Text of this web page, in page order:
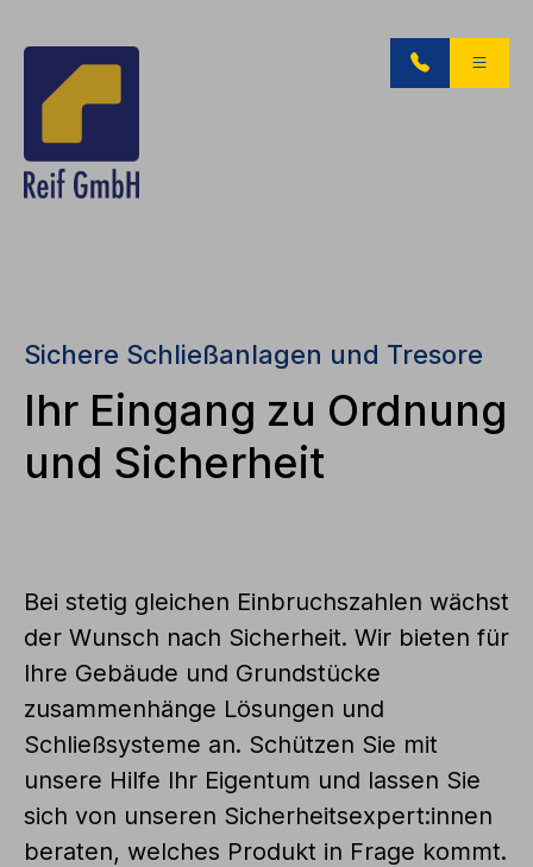
Sichere Schließanlagen und Tresore
Ihr Eingang zu Ordnung
und Sicherheit
Bei stetig gleichen Einbruchszahlen wächst
der Wunsch nach Sicherheit. Wir bieten für
Ihre Gebäude und Grundstücke
zusammenhänge Lösungen und
Schließsysteme an. Schützen Sie mit
unsere Hilfe Ihr Eigentum und lassen Sie
sich von unseren Sicherheitsexpert:innen
beraten, welches Produkt in Frage kommt.